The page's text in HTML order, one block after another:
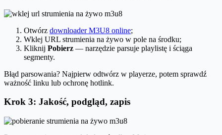
Otwórz downloader M3U8 online;
Wklej URL strumienia na żywo w pole na środku;
Kliknij Pobierz — narzędzie parsuje playlistę i ściąga
segmenty.
Błąd parsowania? Najpierw odtwórz w playerze, potem sprawdź
ważność linku lub ochronę hotlink.
Krok 3: Jakość, podgląd, zapis